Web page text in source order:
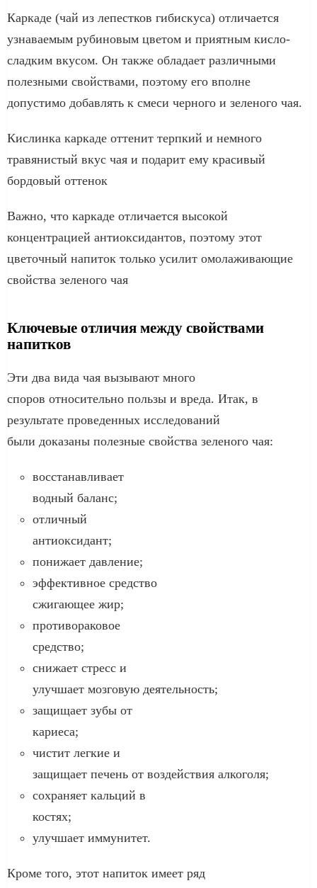
Каркаде (чай из лепестков гибискуса) отличается
узнаваемым рубиновым цветом и приятным кисло-
сладким вкусом. Он также обладает различными
полезными свойствами, поэтому его вполне
допустимо добавлять к смеси черного и зеленого чая.
Кислинка каркаде оттенит терпкий и немного
травянистый вкус чая и подарит ему красивый
бордовый оттенок
Важно, что каркаде отличается высокой
концентрацией антиоксидантов, поэтому этот
цветочный напиток только усилит омолаживающие
свойства зеленого чая
Ключевые отличия между свойствами
напитков
Эти два вида чая вызывают много
споров относительно пользы и вреда. Итак, в
результате проведенных исследований
были доказаны полезные свойства зеленого чая:
восстанавливает
водный баланс;
отличный
антиоксидант;
понижает давление;
эффективное средство
сжигающее жир;
противораковое
средство;
снижает стресс и
улучшает мозговую деятельность;
защищает зубы от
кариеса;
чистит легкие и
защищает печень от воздействия алкоголя;
сохраняет кальций в
костях;
улучшает иммунитет.
Кроме того, этот напиток имеет ряд